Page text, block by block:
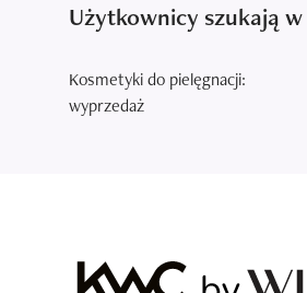
Użytkownicy szukają
Kosmetyki do pielęgnacji:
wyprzedaż